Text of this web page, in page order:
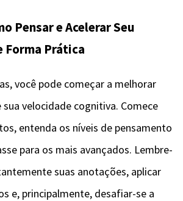
Pensar e Acelerar Seu
Forma Prática
você pode começar a melhorar
velocidade cognitiva. Comece
entenda os níveis de pensamento
para os mais avançados. Lembre-
suas anotações, aplicar
e, principalmente, desafiar-se a